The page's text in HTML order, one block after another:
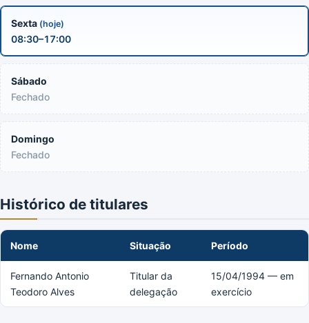
Sexta (hoje)
08:30–17:00
Sábado
Fechado
Domingo
Fechado
Histórico de titulares
Nome Situação Período
Fernando Antonio
Teodoro Alves
Titular da
delegação
15/04/1994 — em
exercício